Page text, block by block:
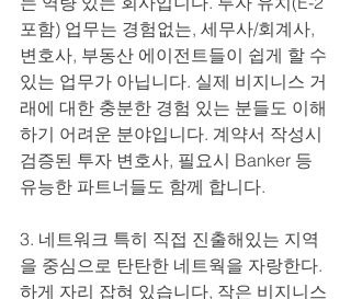
포함) 업무는 경험없는, 세무사/회계사,
변호사, 부동산 에이전트들이 쉽게 할 수
있는 업무가 아닙니다. 실제 비지니스 거
래에 대한 충분한 경험 있는 분들도 이해
하기 어려운 분야입니다. 계약서 작성시
검증된 투자 변호사, 필요시 Banker 등
유능한 파트너들도 함께 합니다.
3. 네트워크 특히 직접 진출해있는 지역
을 중심으로 탄탄한 네트웍을 자랑한다.
하게 자리 잡혀 있습니다, 작은 비지니스